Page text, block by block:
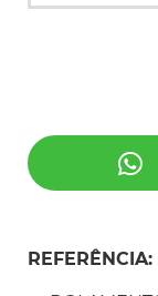
REFERÊNCIA: